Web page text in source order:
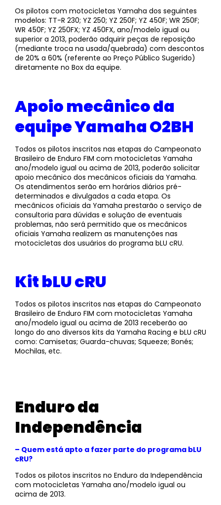
Os pilotos com motocicletas Yamaha dos seguintes
modelos: TT-R 230; YZ 250; YZ 250F; YZ 450F; WR 250F;
WR 450F; YZ 250FX; YZ 450FX, ano/modelo igual ou
superior a 2013, poderão adquirir peças de reposição
(mediante troca na usada/quebrada) com descontos
de 20% a 60% (referente ao Preço Público Sugerido)
diretamente no Box da equipe.
Apoio mecânico da
equipe Yamaha O2BH
Todos os pilotos inscritos nas etapas do Campeonato
Brasileiro de Enduro FIM com motocicletas Yamaha
ano/modelo igual ou acima de 2013, poderão solicitar
apoio mecânico dos mecânicos oficiais da Yamaha.
Os atendimentos serão em horários diários pré-
determinados e divulgados a cada etapa. Os
mecânicos oficiais da Yamaha prestarão o serviço de
consultoria para dúvidas e solução de eventuais
problemas, não será permitido que os mecânicos
oficiais Yamaha realizem as manutenções nas
motocicletas dos usuários do programa bLU cRU.
Kit bLU cRU
Todos os pilotos inscritos nas etapas do Campeonato
Brasileiro de Enduro FIM com motocicletas Yamaha
ano/modelo igual ou acima de 2013 receberão ao
longo do ano diversos kits da Yamaha Racing e bLU cRU
como: Camisetas; Guarda-chuvas; Squeeze; Bonés;
Mochilas, etc.
Enduro da
Independência
– Quem está apto a fazer parte do programa bLU
cRU?
Todos os pilotos inscritos no Enduro da Independência
com motocicletas Yamaha ano/modelo igual ou
acima de 2013.